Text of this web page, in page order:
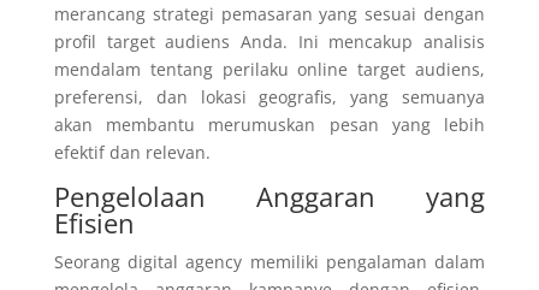
merancang strategi pemasaran yang sesuai dengan
profil target audiens Anda. Ini mencakup analisis
mendalam tentang perilaku online target audiens,
preferensi, dan lokasi geografis, yang semuanya
akan membantu merumuskan pesan yang lebih
efektif dan relevan.
Pengelolaan Anggaran yang
Efisien
Seorang digital agency memiliki pengalaman dalam